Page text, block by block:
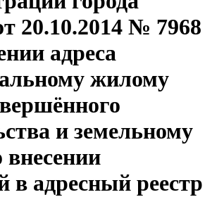
20.10.2014 № 7968
адреса
жилому
и земельному
внесении
в адресный реестр